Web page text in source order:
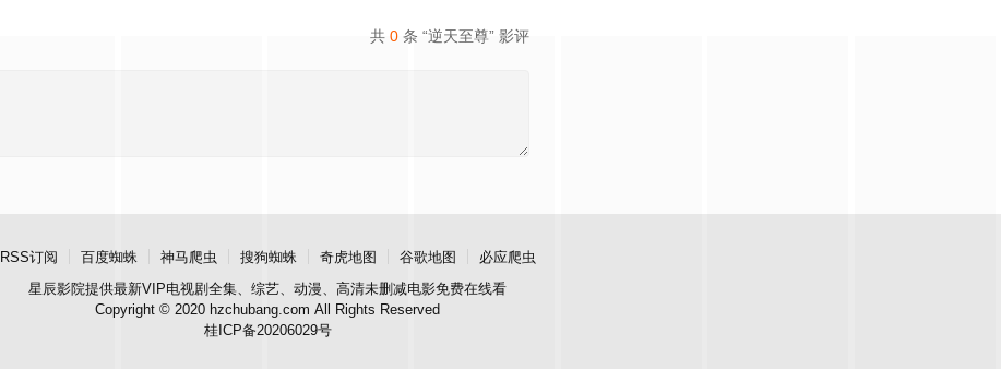
共 0 条 “逆天至尊” 影评
RSS订阅 百度蜘蛛 神马爬虫 搜狗蜘蛛 奇虎地图 谷歌地图
必应爬虫
星辰影院提供最新VIP电视剧全集、综艺、动漫、高清未删减电影免费在线看
Copyright © 2020 hzchubang.com All Rights Reserved
桂ICP备20206029号